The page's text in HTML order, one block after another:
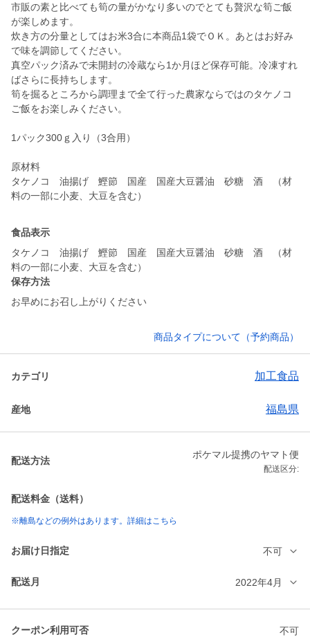
市販の素と比べても筍の量がかなり多いのでとても贅沢な筍ご飯
が楽しめます。
炊き方の分量としてはお米3合に本商品1袋でＯＫ。あとはお好み
で味を調節してください。
真空パック済みで未開封の冷蔵なら1か月ほど保存可能。冷凍すれ
ばさらに長持ちします。
筍を掘るところから調理まで全て行った農家ならではのタケノコ
ご飯をお楽しみください。
1パック300ｇ入り（3合用）
原材料
タケノコ 油揚げ 鰹節 国産 国産大豆醤油 砂糖 酒 （材
料の一部に小麦、大豆を含む）
食品表示
タケノコ 油揚げ 鰹節 国産 国産大豆醤油 砂糖 酒 （材
料の一部に小麦、大豆を含む）
保存方法
お早めにお召し上がりください
商品タイプについて（予約商品）
カテゴリ 加工食品
産地 福島県
配送方法
ポケマル提携のヤマト便
配送区分:
配送料金（送料）
※離島などの例外はあります。詳細はこちら
お届け日指定 不可
配送月 2022年4月
クーポン利用可否 不可